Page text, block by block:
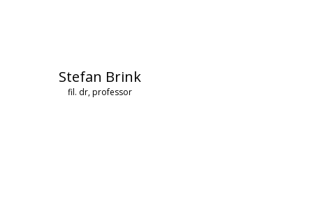
Stefan Brink
fil. dr, professor